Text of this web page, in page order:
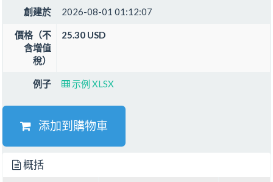
創建於 2026-08-01 01:12:07
價格（不
含增值
稅）
25.30 USD
例子 示例 XLSX
添加到購物車
概括